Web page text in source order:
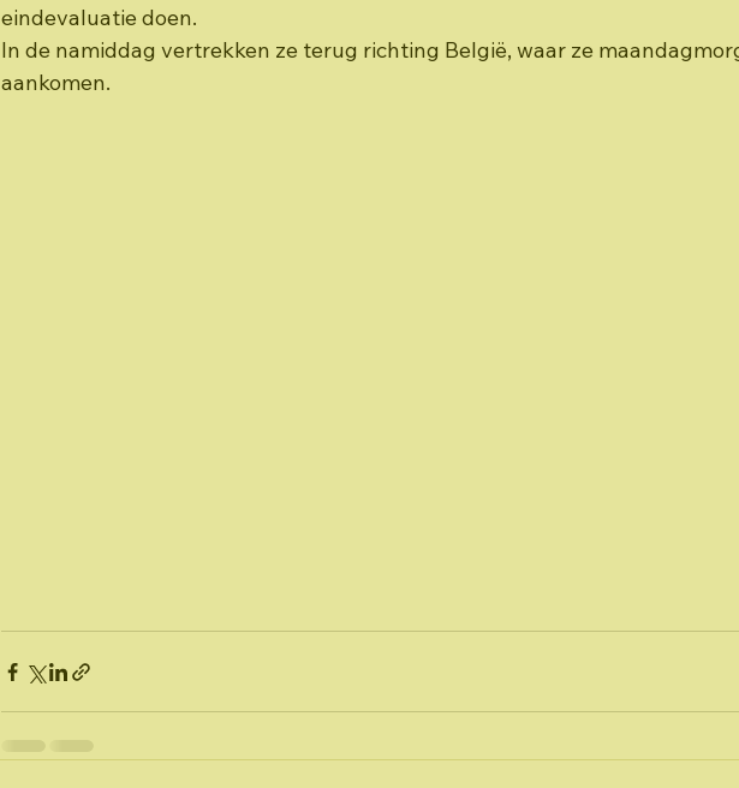
eindevaluatie doen.
In de namiddag vertrekken ze terug richting België, waar ze
aankomen.